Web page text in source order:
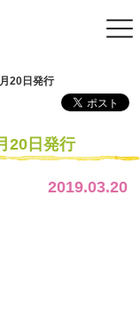
20日発行
20日発行
2019.03.20